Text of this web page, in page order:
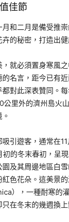
佳節
和二月是備受推
的秘密，打造出健
，就必須置身寒風
名言，距今已有
對此深表贊同。
公里外的濟州島火
引遊客，通常在
初的冬末春初，呈
及其周邊地區白
色花朵。這美景
），一種耐寒的
在冬末的幾週換上